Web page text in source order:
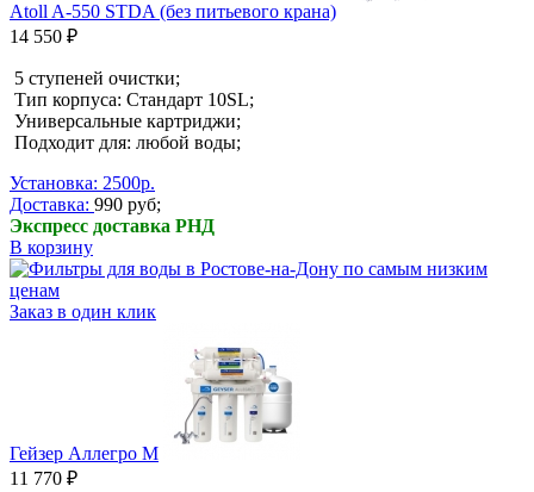
Atoll A-550 STDA (без питьевого крана)
14 550 ₽
5 ступеней очистки;
Тип корпуса: Стандарт 10SL;
Универсальные картриджи;
Подходит для: любой воды;
Установка: 2500р.
Доставка: 990 руб;
Экспресс доставка РНД
В корзину
Заказ в один клик
Гейзер Аллегро М
11 770 ₽